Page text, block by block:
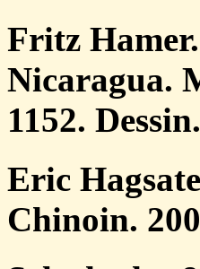
Fritz
Nicaragua.
1152. Dessin.
Eric
Chinoin.